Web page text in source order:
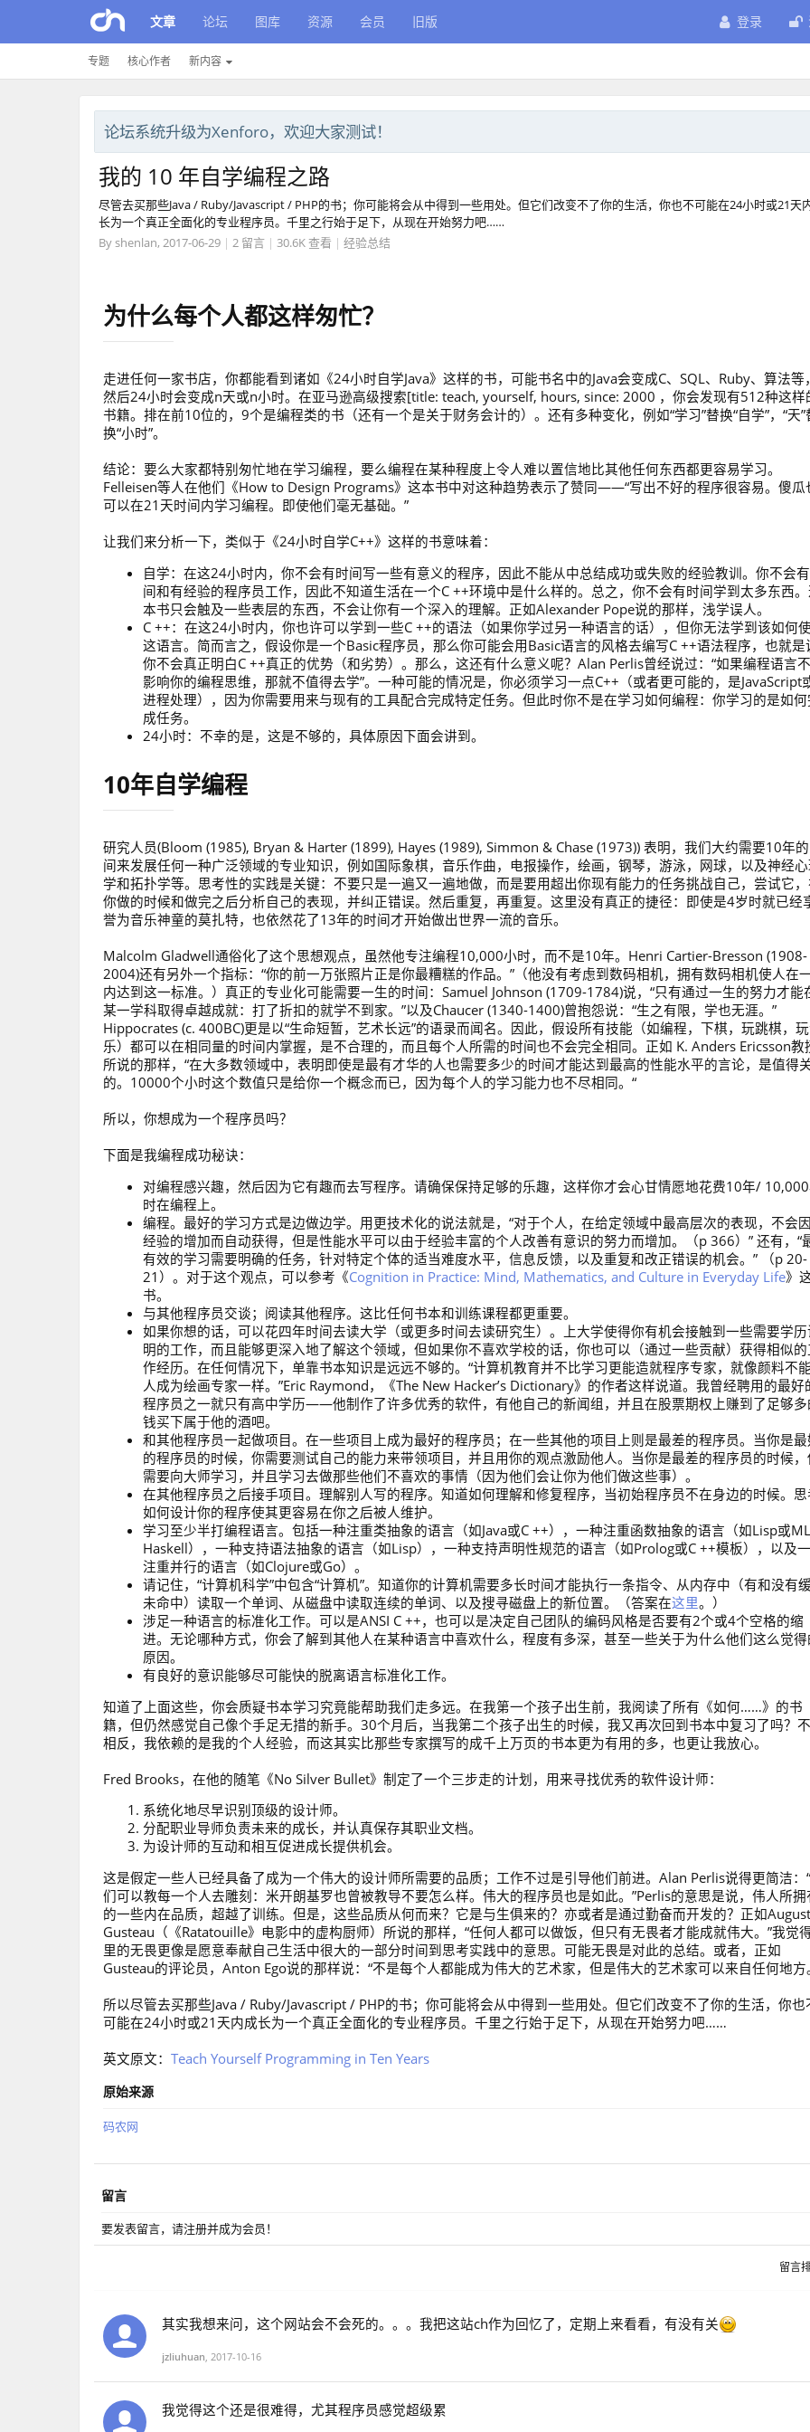
文章
专题 核心作者 新内容
论坛 图库 资源 会员 旧版 登录
论坛系统升级为Xenforo，欢迎大家测试！
我的 10 年自学编程之路
尽管去买那些Java / Ruby/Javascript / PHP的书；你可能将会从中得到一些用处。但它们改变不了你的生活，你也不可能在24小时或21天
长为一个真正全面化的专业程序员。千里之行始于足下，从现在开始努力吧……
Byshenlan, 2017-06-29 | 2 留言 | 30.6K 查看 | 经验总结
为什么每个人都这样匆忙？
走进任何一家书店，你都能看到诸如《24小时自学Java》这样的书，可能书名中的Java会变成C、SQL、Ruby、算法等
然后24小时会变成n天或n小时。在亚马逊高级搜索[title: teach, yourself, hours, since: 2000 ，你会发现有512种这样
书籍。排在前10位的，9个是编程类的书（还有一个是关于财务会计的）。还有多种变化，例如“学习”替换“自学”，“天”
换“小时”。
结论：要么大家都特别匆忙地在学习编程，要么编程在某种程度上令人难以置信地比其他任何东西都更容易学习。
Felleisen等人在他们《How to Design Programs》这本书中对这种趋势表示了赞同——“写出不好的程序很容易。傻瓜
可以在21天时间内学习编程。即使他们毫无基础。”
让我们来分析一下，类似于《24小时自学C++》这样的书意味着：
自学：在这24小时内，你不会有时间写一些有意义的程序，因此不能从中总结成功或失败的经验教训。你不会
间和有经验的程序员工作，因此不知道生活在一个C ++环境中是什么样的。总之，你不会有时间学到太多东西
本书只会触及一些表层的东西，不会让你有一个深入的理解。正如Alexander Pope说的那样，浅学误人。
C ++：在这24小时内，你也许可以学到一些C ++的语法（如果你学过另一种语言的话），但你无法学到该如何
这语言。简而言之，假设你是一个Basic程序员，那么你可能会用Basic语言的风格去编写C ++语法程序，也就是
你不会真正明白C ++真正的优势（和劣势）。那么，这还有什么意义呢？Alan Perlis曾经说过：“如果编程语言
影响你的编程思维，那就不值得去学”。一种可能的情况是，你必须学习一点C++（或者更可能的，是JavaScript
进程处理），因为你需要用来与现有的工具配合完成特定任务。但此时你不是在学习如何编程：你学习的是如
成任务。
24小时：不幸的是，这是不够的，具体原因下面会讲到。
10年自学编程
研究人员(Bloom (1985), Bryan & Harter (1899), Hayes (1989), Simmon & Chase (1973)) 表明，我们大约需要10年
间来发展任何一种广泛领域的专业知识，例如国际象棋，音乐作曲，电报操作，绘画，钢琴，游泳，网球，以及神经
学和拓扑学等。思考性的实践是关键：不要只是一遍又一遍地做，而是要用超出你现有能力的任务挑战自己，尝试它
你做的时候和做完之后分析自己的表现，并纠正错误。然后重复，再重复。这里没有真正的捷径：即使是4岁时就已经
誉为音乐神童的莫扎特，也依然花了13年的时间才开始做出世界一流的音乐。
Malcolm Gladwell通俗化了这个思想观点，虽然他专注编程10,000小时，而不是10年。Henri Cartier-Bresson (1908-
2004)还有另外一个指标：“你的前一万张照片正是你最糟糕的作品。”（他没有考虑到数码相机，拥有数码相机使人在
内达到这一标准。）真正的专业化可能需要一生的时间：Samuel Johnson (1709-1784)说，“只有通过一生的努力才能
某一学科取得卓越成就：打了折扣的就学不到家。”以及Chaucer (1340-1400)曾抱怨说：“生之有限，学也无涯。”
Hippocrates (c. 400BC)更是以“生命短暂，艺术长远”的语录而闻名。因此，假设所有技能（如编程，下棋，玩跳棋，
乐）都可以在相同量的时间内掌握，是不合理的，而且每个人所需的时间也不会完全相同。正如 K. Anders Ericsson教
所说的那样，“在大多数领域中，表明即使是最有才华的人也需要多少的时间才能达到最高的性能水平的言论，是值得
的。10000个小时这个数值只是给你一个概念而已，因为每个人的学习能力也不尽相同。“
所以，你想成为一个程序员吗？
下面是我编程成功秘诀：
对编程感兴趣，然后因为它有趣而去写程序。请确保保持足够的乐趣，这样你才会心甘情愿地花费10年/
时在编程上。
编程。最好的学习方式是边做边学。用更技术化的说法就是，“对于个人，在给定领域中最高层次的表现，不会
经验的增加而自动获得，但是性能水平可以由于经验丰富的个人改善有意识的努力而增加。（p 366）” 还有，“
有效的学习需要明确的任务，针对特定个体的适当难度水平，信息反馈，以及重复和改正错误的机会。” （p 20-
21）。对于这个观点，可以参考《Cognition in Practice: Mind, Mathematics, and Culture in Everyday Life》
书。
与其他程序员交谈；阅读其他程序。这比任何书本和训练课程都更重要。
如果你想的话，可以花四年时间去读大学（或更多时间去读研究生）。上大学使得你有机会接触到一些需要学
明的工作，而且能够更深入地了解这个领域，但如果你不喜欢学校的话，你也可以（通过一些贡献）获得相似
作经历。在任何情况下，单靠书本知识是远远不够的。“计算机教育并不比学习更能造就程序专家，就像颜料不
人成为绘画专家一样。”Eric Raymond，《The New Hacker’s Dictionary》的作者这样说道。我曾经聘用的最好
程序员之一就只有高中学历——他制作了许多优秀的软件，有他自己的新闻组，并且在股票期权上赚到了足够
钱买下属于他的酒吧。
和其他程序员一起做项目。在一些项目上成为最好的程序员；在一些其他的项目上则是最差的程序员。当你是
的程序员的时候，你需要测试自己的能力来带领项目，并且用你的观点激励他人。当你是最差的程序员的时候
需要向大师学习，并且学习去做那些他们不喜欢的事情（因为他们会让你为他们做这些事）。
在其他程序员之后接手项目。理解别人写的程序。知道如何理解和修复程序，当初始程序员不在身边的时候。
如何设计你的程序使其更容易在你之后被人维护。
学习至少半打编程语言。包括一种注重类抽象的语言（如Java或C ++），一种注重函数抽象的语言（如Lisp或
Haskell），一种支持语法抽象的语言（如Lisp），一种支持声明性规范的语言（如Prolog或C ++模板），以及
注重并行的语言（如Clojure或Go）。
请记住，“计算机科学”中包含“计算机”。知道你的计算机需要多长时间才能执行一条指令、从内存中（有和没有
未命中）读取一个单词、从磁盘中读取连续的单词、以及搜寻磁盘上的新位置。（答案在这里。）
涉足一种语言的标准化工作。可以是ANSI C ++，也可以是决定自己团队的编码风格是否要有2个或4个空格的缩
进。无论哪种方式，你会了解到其他人在某种语言中喜欢什么，程度有多深，甚至一些关于为什么他们这么觉
原因。
有良好的意识能够尽可能快的脱离语言标准化工作。
知道了上面这些，你会质疑书本学习究竟能帮助我们走多远。在我第一个孩子出生前，我阅读了所有《如何……》的书
籍，但仍然感觉自己像个手足无措的新手。30个月后，当我第二个孩子出生的时候，我又再次回到书本中复习了吗？
相反，我依赖的是我的个人经验，而这其实比那些专家撰写的成千上万页的书本更为有用的多，也更让我放心。
Fred Brooks，在他的随笔《No Silver Bullet》制定了一个三步走的计划，用来寻找优秀的软件设计师：
系统化地尽早识别顶级的设计师。
分配职业导师负责未来的成长，并认真保存其职业文档。
为设计师的互动和相互促进成长提供机会。
这是假定一些人已经具备了成为一个伟大的设计师所需要的品质；工作不过是引导他们前进。Alan Perlis说得更简洁：
们可以教每一个人去雕刻：米开朗基罗也曾被教导不要怎么样。伟大的程序员也是如此。”Perlis的意思是说，伟人所拥
的一些内在品质，超越了训练。但是，这些品质从何而来？它是与生俱来的？亦或者是通过勤奋而开发的？正如
Gusteau（《Ratatouille》电影中的虚构厨师）所说的那样，“任何人都可以做饭，但只有无畏者才能成就伟大。”我觉
里的无畏更像是愿意奉献自己生活中很大的一部分时间到思考实践中的意思。可能无畏是对此的总结。或者，正如
Gusteau的评论员，Anton Ego说的那样说：“不是每个人都能成为伟大的艺术家，但是伟大的艺术家可以来自任何地方
所以尽管去买那些Java / Ruby/Javascript / PHP的书；你可能将会从中得到一些用处。但它们改变不了你的生活，你也
可能在24小时或21天内成长为一个真正全面化的专业程序员。千里之行始于足下，从现在开始努力吧……
英文原文： Teach Yourself Programming in Ten Years
原始来源
码农网
留言
要发表留言，请注册并成为会员！
留言
其实我想来问，这个网站会不会死的。。。我把这站ch作为回忆了，定期上来看看，有没有关
jzliuhuan, 2017-10-16
我觉得这个还是很难得，尤其程序员感觉超级累